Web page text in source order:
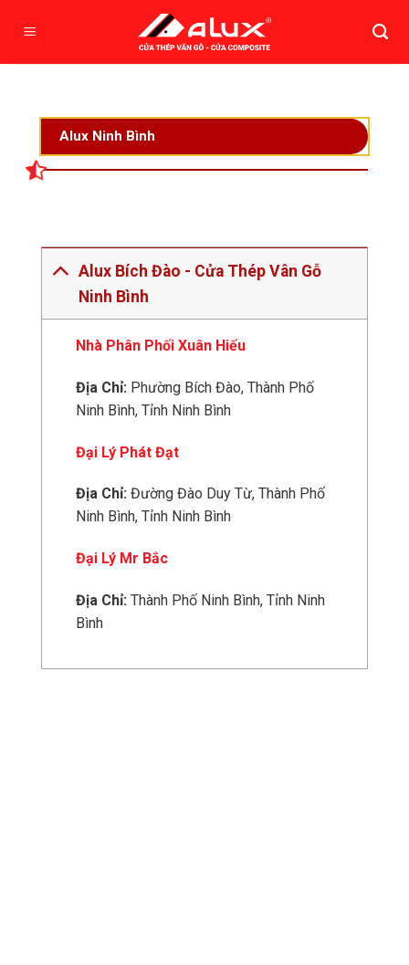
Alux Ninh Bình
Alux Bích Đào - Cửa Thép Vân Gỗ
Ninh Bình
Nhà Phân Phối Xuân Hiếu
Địa Chỉ: Phường Bích Đào, Thành Phố
Ninh Bình, Tỉnh Ninh Bình
Đại Lý Phát Đạt
Địa Chỉ: Đường Đào Duy Từ, Thành Phố
Ninh Bình, Tỉnh Ninh Bình
Đại Lý Mr Bắc
Địa Chỉ: Thành Phố Ninh Bình, Tỉnh Ninh
Bình